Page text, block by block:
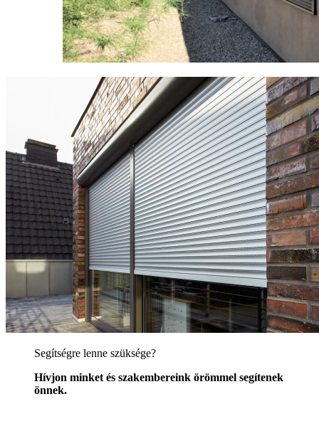
Segítségre lenne szüksége?
Hívjon minket és szakembereink örömmel segítenek
önnek.